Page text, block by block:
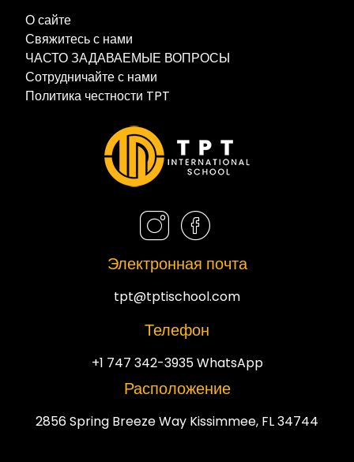
О сайте
Свяжитесь с нами
ЧАСТО ЗАДАВАЕМЫЕ ВОПРОСЫ
Сотрудничайте с нами
Политика честности TPT
Электронная почта
tpt@tptischool.com
Телефон
+1 747 342-3935 WhatsApp
Расположение
2856 Spring Breeze Way Kissimmee, FL 34744